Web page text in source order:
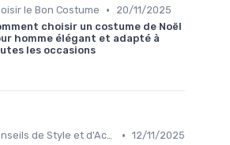
le Bon Costume •
20/11/2025
choisir un costume de Noël
homme élégant et adapté à
les occasions
Conseils de Style et d'Accessoires • 12/11/2025